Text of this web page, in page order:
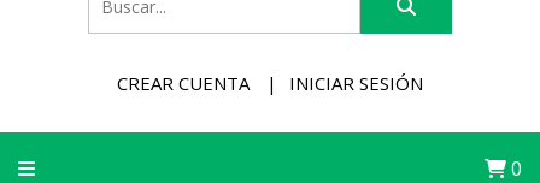
CREAR CUENTA INICIAR SESIÓN
0